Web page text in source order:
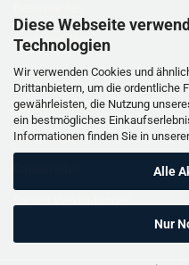
Diese Webseite
Technologien
Wir verwenden Cookies und
Drittanbietern, um die ordentliche
gewährleisten, die Nutzung
ein bestmögliches
Informationen finden Sie in
Alle
Nur
Gartenbänke
Pfeiler
Gartenbrunnen
Gartenfiguren